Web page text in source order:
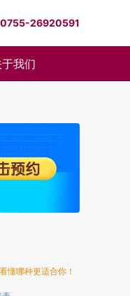
0755-26920591
于我们
懂哪种更适合你！